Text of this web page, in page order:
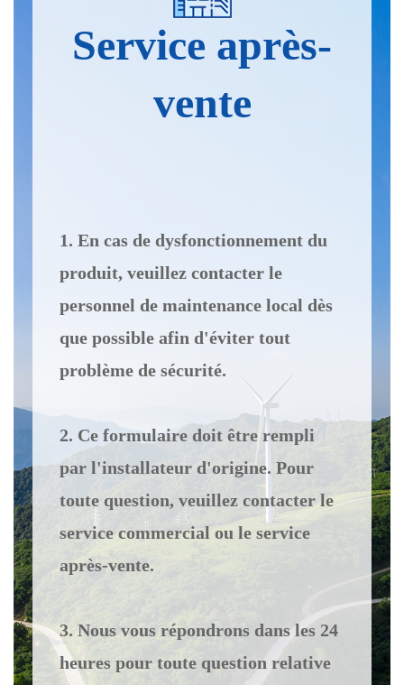
Service après-
vente
1. En cas de dysfonctionnement du
produit, veuillez contacter le
personnel de maintenance local dès
que possible afin d'éviter tout
problème de sécurité.
2. Ce formulaire doit être rempli
par l'installateur d'origine. Pour
toute question, veuillez contacter le
service commercial ou le service
après-vente.
3. Nous vous répondrons dans les 24
heures pour toute question relative